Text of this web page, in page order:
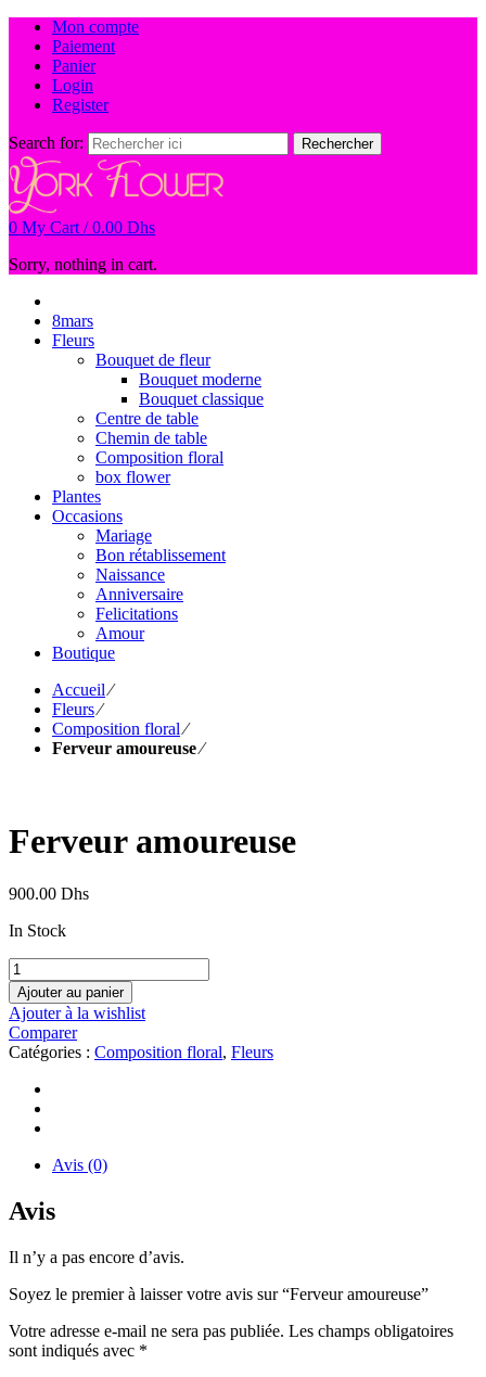
Mon compte
Paiement
Panier
Login
Register
Search for: Rechercher
0 My Cart /0.00 Dhs
Sorry, nothing in cart.
8mars
Fleurs
Bouquet de fleur
Bouquet moderne
Bouquet classique
Centre de table
Chemin de table
Composition floral
box flower
Plantes
Occasions
Mariage
Bon rétablissement
Naissance
Anniversaire
Felicitations
Amour
Boutique
Accueil⁄
Fleurs⁄
Composition floral⁄
Ferveur amoureuse⁄
Ferveur amoureuse
900.00 Dhs
In Stock
Ajouter au panier
Ajouter à la wishlist
Comparer
Catégories : Composition floral, Fleurs
Avis (0)
Avis
Il n’y a pas encore d’avis.
Soyez le premier à laisser votre avis sur “Ferveur amoureuse”
Votre adresse e-mail ne sera pas publiée. Les champs obligatoires
sont indiqués avec *